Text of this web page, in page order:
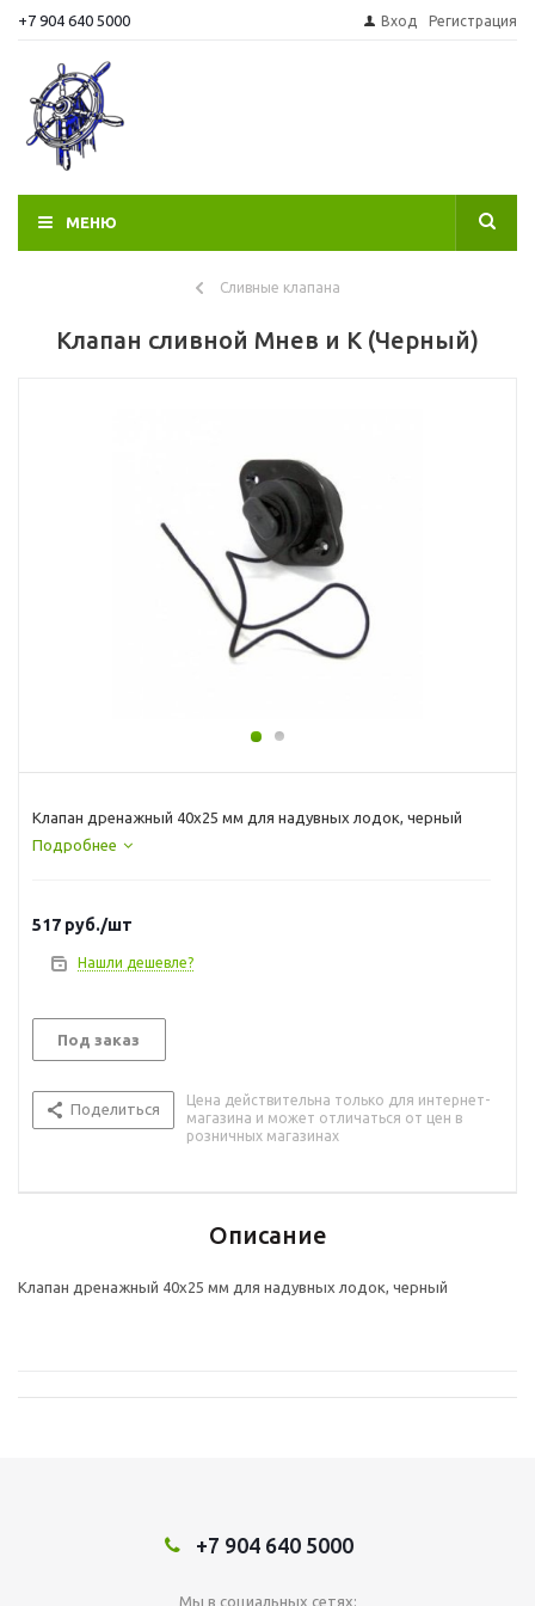
+7 904 640 5000 Вход Регистрация
МЕНЮ
Сливные клапана
Клапан сливной Мнев и К (Черный)
Клапан дренажный 40х25 мм для надувных лодок, черный
Подробнее
517 руб./шт
Нашли дешевле?
Под заказ
Поделиться
Цена действительна только для интернет-
магазина и может отличаться от цен в
розничных магазинах
Описание
Клапан дренажный 40х25 мм для надувных лодок, черный
+7 904 640 5000
Мы в социальных сетях: